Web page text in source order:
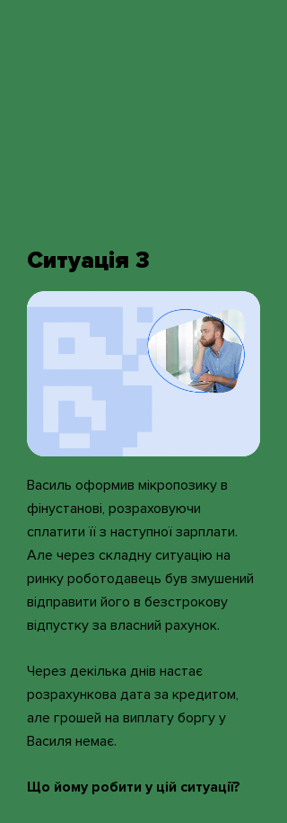
Ситуація 3
Василь оформив мікропозику в
фінустанові, розраховуючи
сплатити її з наступної зарплати.
Але через складну ситуацію на
ринку роботодавець був змушений
відправити його в безстрокову
відпустку за власний рахунок.
Через декілька днів настає
розрахункова дата за кредитом,
але грошей на виплату боргу у
Василя немає.
Що йому робити у цій ситуації?